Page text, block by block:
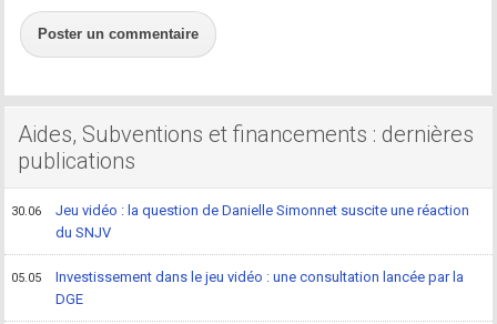
Poster un commentaire
Aides, Subventions et financements : dernières
publications
30.06
Jeu vidéo : la question de Danielle Simonnet suscite une réaction
du SNJV
05.05
Investissement dans le jeu vidéo : une consultation lancée par la
DGE